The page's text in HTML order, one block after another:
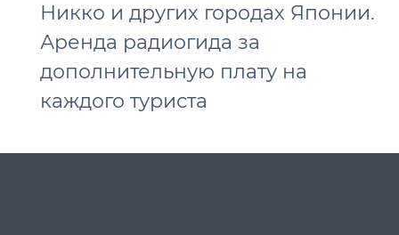
Никко и других городах Японии.
Аренда радиогида за
дополнительную плату на
каждого туриста